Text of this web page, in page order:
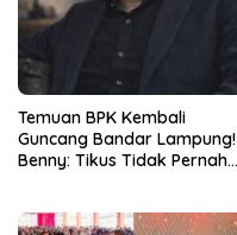
Temuan BPK Kembali
Guncang Bandar Lampung!
Benny: Tikus Tidak Pernah